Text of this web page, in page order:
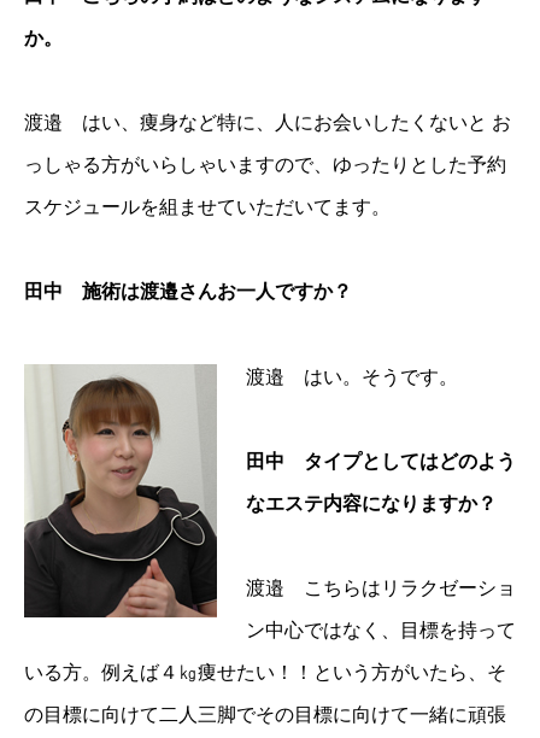
か。
渡邉 はい、痩身など特に、人にお会いしたくないと お
っしゃる方がいらしゃいますので、ゆったりとした予約
スケジュールを組ませていただいてます。
田中 施術は渡邉さんお一人ですか？
渡邉 はい。そうです。
田中 タイプとしてはどのよう
なエステ内容になりますか？
渡邉 こちらはリラクゼーショ
ン中心ではなく、目標を持って
いる方。例えば４㎏痩せたい！！という方がいたら、そ
の目標に向けて二人三脚でその目標に向けて一緒に頑張